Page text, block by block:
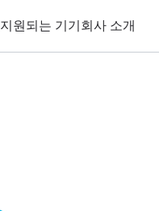
지원되는 기기회사 소개